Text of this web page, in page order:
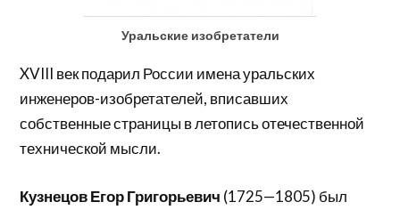
Уральские изобретатели
XVIII век подарил России имена уральских
инженеров-изобретателей, вписавших
собственные страницы в летопись отечественной
технической мысли.
Кузнецов Егор Григорьевич (1725—1805) был